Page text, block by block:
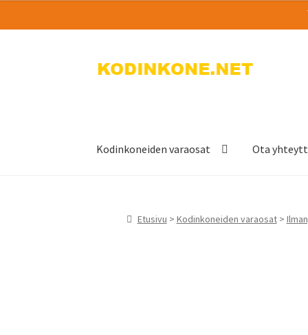
Siirry
Siirry
Kodinkoneiden varaosat Ota
Etusivu > Kodinkoneiden varaosat>